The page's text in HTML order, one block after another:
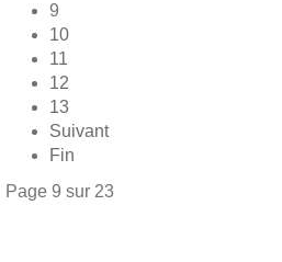
9
10
11
12
13
Suivant
Fin
Page 9 sur 23